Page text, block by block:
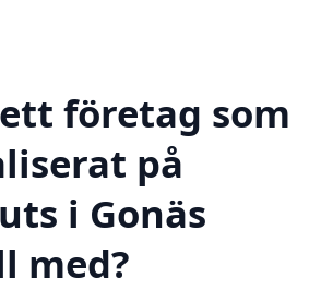
företag som
på
i Gonäs
med?